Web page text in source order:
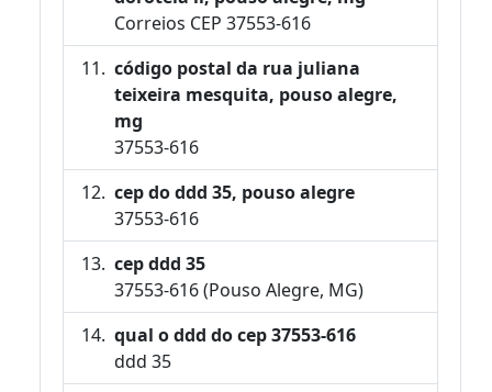
Correios CEP 37553-616
código postal da rua juliana
teixeira mesquita, pouso alegre,
mg
37553-616
cep do ddd 35, pouso alegre
37553-616
cep ddd 35
37553-616 (Pouso Alegre, MG)
qual o ddd do cep 37553-616
ddd 35